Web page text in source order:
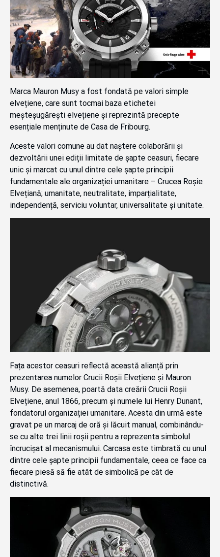
Marca Mauron Musy a fost fondată pe valori simple
elvețiene, care sunt tocmai baza etichetei
meșteșugărești elvețiene și reprezintă precepte
esențiale menținute de Casa de Fribourg.
Aceste valori comune au dat naștere colaborării și
dezvoltării unei ediții limitate de șapte ceasuri, fiecare
unic și marcat cu unul dintre cele șapte principii
fundamentale ale organizației umanitare – Crucea Roșie
Elvețiană; umanitate, neutralitate, imparțialitate,
independență, serviciu voluntar, universalitate și unitate.
Fața acestor ceasuri reflectă această alianță prin
prezentarea numelor Crucii Roșii Elvețiene și Mauron
Musy. De asemenea, poartă data creării Crucii Roșii
Elvețiene, anul 1866, precum și numele lui Henry Dunant,
fondatorul organizației umanitare. Acesta din urmă este
gravat pe un marcaj de oră și lăcuit manual, combinându-
se cu alte trei linii roșii pentru a reprezenta simbolul
încrucișat al mecanismului. Carcasa este timbrată cu unul
dintre cele șapte principii fundamentale, ceea ce face ca
fiecare piesă să fie atât de simbolică pe cât de
distinctivă.